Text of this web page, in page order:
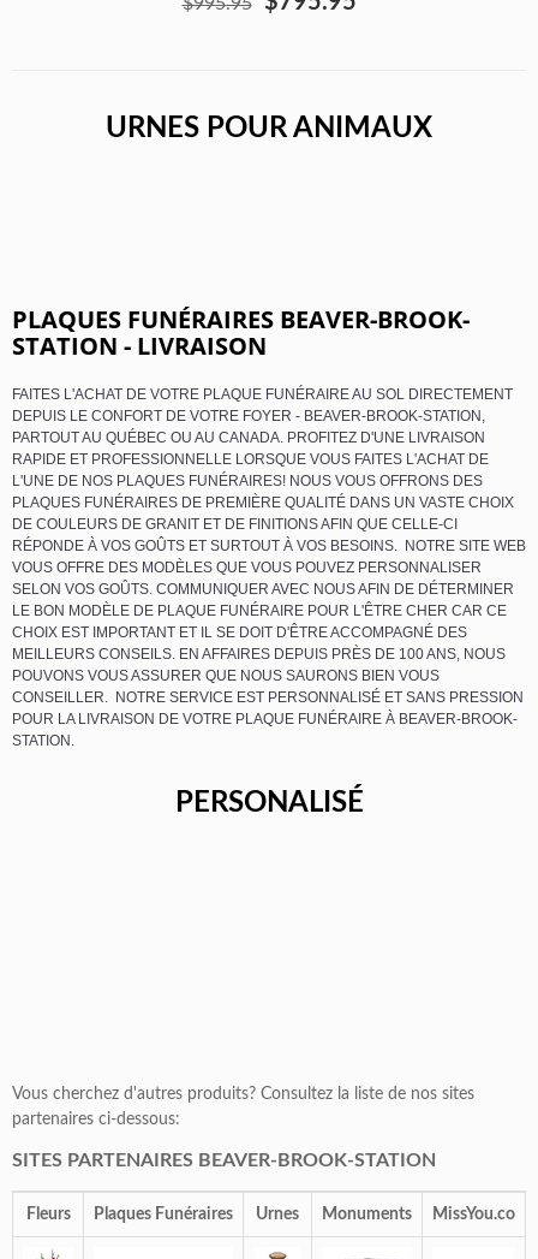
URNES POUR ANIMAUX
PLAQUES FUNÉRAIRES BEAVER-BROOK-
STATION - LIVRAISON
FAITES L'ACHAT DE VOTRE PLAQUE FUNÉRAIRE AU SOL DIRECTEMENT
DEPUIS LE CONFORT DE VOTRE FOYER - BEAVER-BROOK-STATION,
PARTOUT AU QUÉBEC OU AU CANADA. PROFITEZ D'UNE LIVRAISON
RAPIDE ET PROFESSIONNELLE LORSQUE VOUS FAITES L'ACHAT DE
L'UNE DE NOS PLAQUES FUNÉRAIRES! NOUS VOUS OFFRONS DES
PLAQUES FUNÉRAIRES DE PREMIÈRE QUALITÉ DANS UN VASTE CHOIX
DE COULEURS DE GRANIT ET DE FINITIONS AFIN QUE CELLE-CI
RÉPONDE À VOS GOÛTS ET SURTOUT À VOS BESOINS. NOTRE SITE WEB
VOUS OFFRE DES MODÈLES QUE VOUS POUVEZ PERSONNALISER
SELON VOS GOÛTS. COMMUNIQUER AVEC NOUS AFIN DE DÉTERMINER
LE BON MODÈLE DE PLAQUE FUNÉRAIRE POUR L'ÊTRE CHER CAR CE
CHOIX EST IMPORTANT ET IL SE DOIT D'ÊTRE ACCOMPAGNÉ DES
MEILLEURS CONSEILS. EN AFFAIRES DEPUIS PRÈS DE 100 ANS, NOUS
POUVONS VOUS ASSURER QUE NOUS SAURONS BIEN VOUS
CONSEILLER. NOTRE SERVICE EST PERSONNALISÉ ET SANS PRESSION
POUR LA LIVRAISON DE VOTRE PLAQUE FUNÉRAIRE À BEAVER-BROOK-
STATION.
PERSONALISÉ
Vous cherchez d'autres produits? Consultez la liste de nos sites
partenaires ci-dessous:
SITES PARTENAIRES BEAVER-BROOK-STATION
Fleurs Plaques Funéraires Urnes Monuments MissYou.co